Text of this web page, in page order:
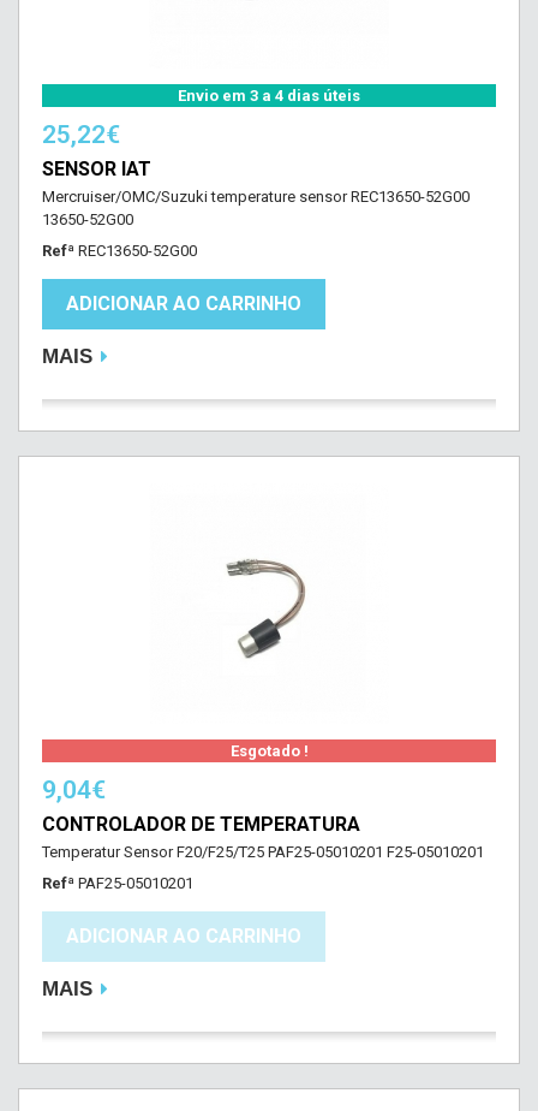
Envio em 3 a 4 dias úteis
25,22€
SENSOR IAT
Mercruiser/OMC/Suzuki temperature sensor REC13650-52G00
13650-52G00
Refª REC13650-52G00
ADICIONAR AO CARRINHO
MAIS
Esgotado !
9,04€
CONTROLADOR DE TEMPERATURA
Temperatur Sensor F20/F25/T25 PAF25-05010201 F25-05010201
Refª PAF25-05010201
ADICIONAR AO CARRINHO
MAIS